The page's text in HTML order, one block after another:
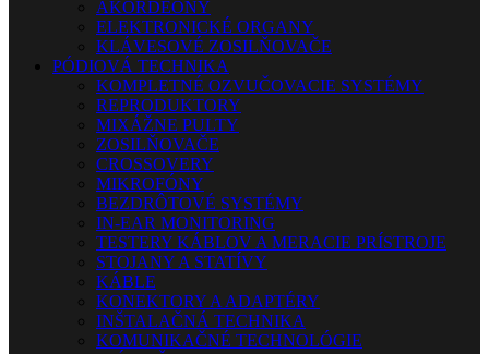
AKORDEÓNY
ELEKTRONICKÉ ORGANY
KLÁVESOVÉ ZOSILŇOVAČE
PÓDIOVÁ TECHNIKA
KOMPLETNÉ OZVUČOVACIE SYSTÉMY
REPRODUKTORY
MIXÁŽNE PULTY
ZOSILŇOVAČE
CROSSOVERY
MIKROFÓNY
BEZDRÔTOVÉ SYSTÉMY
IN-EAR MONITORING
TESTERY KÁBLOV A MERACIE PRÍSTROJE
STOJANY A STATÍVY
KÁBLE
KONEKTORY A ADAPTÉRY
INŠTALAČNÁ TECHNIKA
KOMUNIKAČNÉ TECHNOLÓGIE